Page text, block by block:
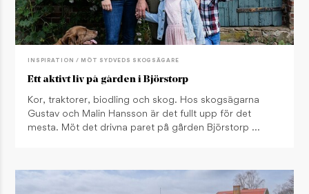
INSPIRATION / MÖT SYDVEDS SKOGSÄGARE
Ett aktivt liv på gården i Björstorp
Kor, traktorer, biodling och skog. Hos skogsägarna
Gustav och Malin Hansson är det fullt upp för det
mesta. Möt det drivna paret på gården Björstorp …